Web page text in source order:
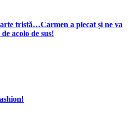
tristă…Carmen a plecat și ne va
acolo de sus!